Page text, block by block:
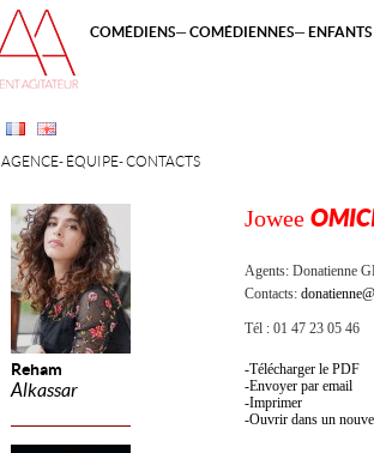
Reham
Alkassar
AGENCE ÉQUIPE CONTACTS
COMÉDIENS COMÉDIENNES
Jowee
Agents: Donatienne
Contacts:
Tél : 01 47 23 05 46
Télécharger le PDF
Envoyer par email
Imprimer
Ouvrir dans un